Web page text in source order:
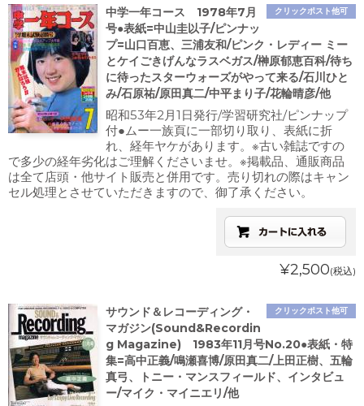
クリックポスト他可
中学一年コース 1978年7月
号●表紙=中山圭以子/ピンナッ
プ=山口百恵、三浦友和/ピンク・レディー ミー
とケイごきげんなラスベガス/榊原郁恵百科/待ち
に待ったスターウォーズがやって来る/石川ひと
み/石原祐/原田真二/中平まり子/花輪晴彦/他
昭和53年2月1日発行/学習研究社/ピンナップ
付●ムー一族頁に一部切り取り、表紙に折
れ、経年ヤケがあります。※古い雑誌ですの
で多少の経年劣化はご理解くださいませ。※掲載品、通販商品
は全て店頭・他サイト販売と併用です。売り切れの際はキャン
セル処理とさせていただきますので、御了承ください。
¥2,500(税込)
クリックポスト他可
サウンド＆レコーディング・
マガジン(Sound&Recordin
g Magazine) 1983年11月号No.20●表紙・特
集=高中正義/鳴瀬喜博/原田真二/上田正樹、五輪
真弓、トニー・マンスフィールド、インタビュ
ー/マイク・マイニエリ/他